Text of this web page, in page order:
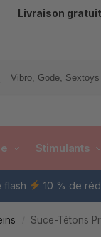
Livraison
Stimulants
flash 10 % de
Suce-Tétons